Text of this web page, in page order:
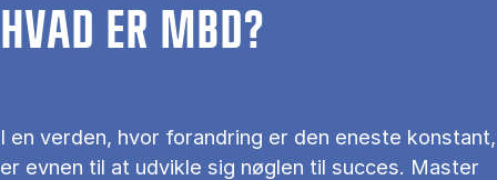
HVAD ER MBD?
I en verden, hvor forandring er den eneste konstant,
er evnen til at udvikle sig nøglen til succes. Master